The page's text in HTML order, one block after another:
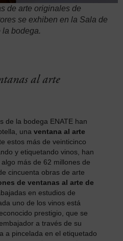
de arte originales de
se exhiben en la Sala de
la bodega.
al arte
de la bodega ENATE han
una ventana al arte
estos más de veinticinco
y etiquetando vinos, han
más de 62 millones de
cincuenta obras de arte
de ventanas al arte de
en estudios de
uno de los vinos está
prestigio, que se
a través de su
a pincelada en el etiquetado